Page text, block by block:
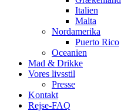
Italien
Malta
Nordamerika
Puerto Rico
Oceanien
Mad & Drikke
Vores livsstil
Presse
Kontakt
Rejse-FAQ